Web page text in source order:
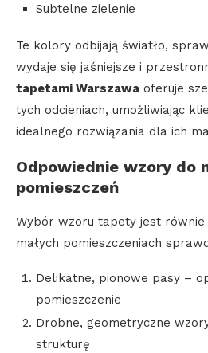
Subtelne zielenie
Te kolory odbijają światło,
wydaje się jaśniejsze i
tapetami Warszawa oferuje
tych odcieniach, umożliwiając
idealnego rozwiązania dla ich
Odpowiednie wzory do
pomieszczeń
Wybór wzoru tapety jest
małych pomieszczeniach
Delikatne, pionowe pasy –
pomieszczenie
Drobne, geometryczne
strukturę